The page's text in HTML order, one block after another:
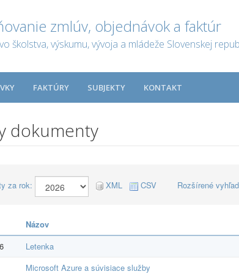
zmlúv, objednávok a faktúr
školstva, výskumu, vývoja a mládeže Slovenskej
FAKTÚRY SUBJEKTY KONTAKT
dokumenty
za rok: XML CSV Rozšírené
Názov
Letenka
Microsoft Azure a súvisiace služby